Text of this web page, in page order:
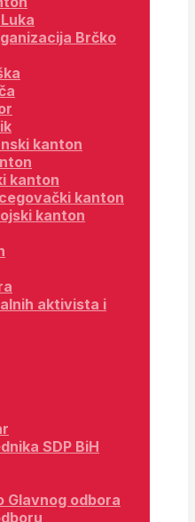
Brčko
kanton
kanton
kanton
kanton
aktivista i
SDP BiH
Glavnog odbora